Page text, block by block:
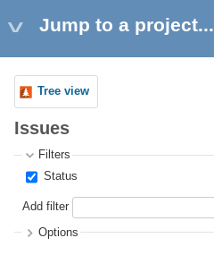
Jump to a project...
Tree view
Issues
Filters
Status
Add filter
Options